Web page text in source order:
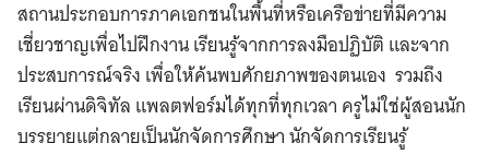
สถานประกอบการภาคเอกชนในพื้นที่หรือเครือข่ายที่มีความ
เชี่ยวชาญเพื่อไปฝึกงาน เรียนรู้จากการลงมือปฏิบัติ และจาก
ประสบการณ์จริง เพื่อให้ค้นพบศักยภาพของตนเอง รวมถึง
เรียนผ่านดิจิทัล แพลตฟอร์มได้ทุกที่ทุกเวลา ครูไม่ใช่ผู้สอนนัก
บรรยายแต่กลายเป็นนักจัดการศึกษา นักจัดการเรียนรู้